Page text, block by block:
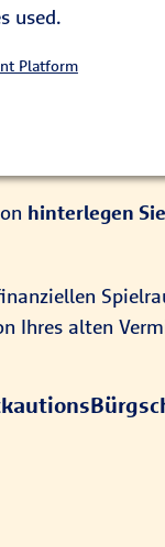
used.
Platform
hinterlegen
Ihres alten